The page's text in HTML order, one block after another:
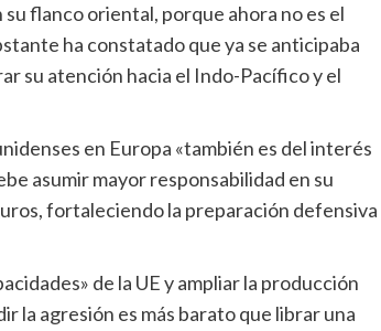
flanco oriental, porque ahora no es el
ha constatado que ya se anticipaba
su atención hacia el Indo-Pacífico y el
asumir mayor responsabilidad en su
fortaleciendo la preparación defensiva
la agresión es más barato que librar una